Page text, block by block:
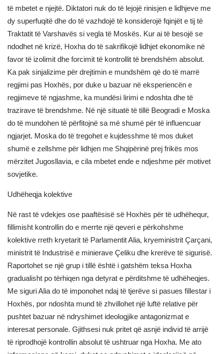
të mbetet e njejtë. Diktatori nuk do të lejojë rinisjen e lidhjeve me
dy superfuqitë dhe do të vazhdojë të konsiderojë fqinjët e tij të
Traktatit të Varshavës si vegla të Moskës. Kur ai të besojë se
ndodhet në krizë, Hoxha do të sakrifikojë lidhjet ekonomike në
favor të izolimit dhe forcimit të kontrollit të brendshëm absolut.
Ka pak sinjalizime për drejtimin e mundshëm që do të marrë
regjimi pas Hoxhës, por duke u bazuar në eksperiencën e
regjimeve të ngjashme, ka mundësi lirimi e ndoshta dhe të
trazirave të brendshme. Në një situatë të tillë Beogradi e Moska
do të mundohen të përfitojnë sa më shumë për të influencuar
ngjarjet. Moska do të tregohet e kujdesshme të mos duket
shumë e zellshme për lidhjen me Shqipërinë prej frikës mos
mërzitet Jugosllavia, e cila mbetet ende e ndjeshme për motivet
sovjetike.
Udhëheqja kolektive
Në rast të vdekjes ose paaftësisë së Hoxhës për të udhëhequr,
fillimisht kontrollin do e merrte një qeveri e përkohshme
kolektive rreth kryetarit të Parlamentit Alia, kryeministrit Çarçani,
ministrit të Industrisë e minierave Çeliku dhe krerëve të sigurisë.
Raportohet se një grup i tillë është i gatshëm teksa Hoxha
gradualisht po tërhiqen nga detyrat e përditshme të udhëheqjes.
Me siguri Alia do të imponohet ndaj të tjerëve si pasues fillestar i
Hoxhës, por ndoshta mund të zhvillohet një luftë relative për
pushtet bazuar në ndryshimet ideologjike antagonizmat e
interesat personale. Gjithsesi nuk pritet që asnjë individ të arrijë
të riprodhojë kontrollin absolut të ushtruar nga Hoxha. Me ato